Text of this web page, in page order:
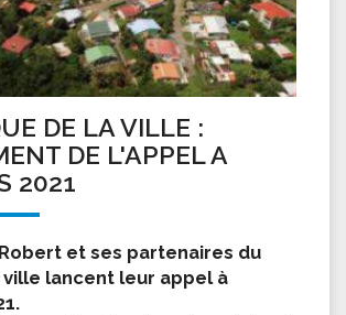
DE LA VILLE :
DE L'APPEL A
2021
et ses partenaires du
lancent leur appel à